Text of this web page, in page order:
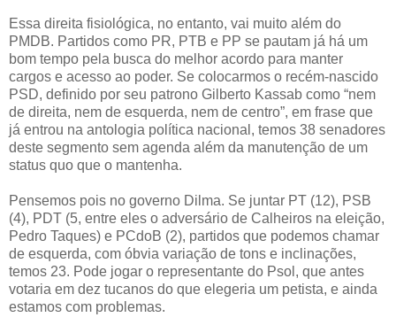
Essa direita fisiológica, no entanto, vai muito além do
PMDB. Partidos como PR, PTB e PP se pautam já há um
bom tempo pela busca do melhor acordo para manter
cargos e acesso ao poder. Se colocarmos o recém-nascido
PSD, definido por seu patrono Gilberto Kassab como “nem
de direita, nem de esquerda, nem de centro”, em frase que
já entrou na antologia política nacional, temos 38 senadores
deste segmento sem agenda além da manutenção de um
status quo que o mantenha.
Pensemos pois no governo Dilma. Se juntar PT (12), PSB
(4), PDT (5, entre eles o adversário de Calheiros na eleição,
Pedro Taques) e PCdoB (2), partidos que podemos chamar
de esquerda, com óbvia variação de tons e inclinações,
temos 23. Pode jogar o representante do Psol, que antes
votaria em dez tucanos do que elegeria um petista, e ainda
estamos com problemas.